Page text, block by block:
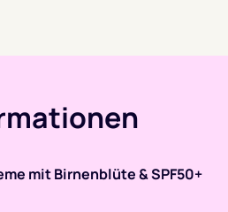
mit Birnenblüte & SPF50+